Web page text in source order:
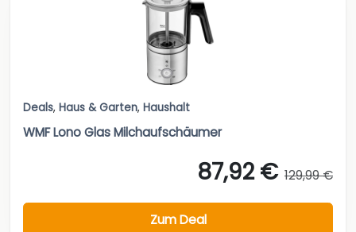
Deals, Haus & Garten, Haushalt
WMF Lono Glas Milchaufschäumer
87,92 € 129,99 €
Zum Deal